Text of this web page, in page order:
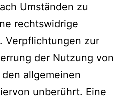
Umständen zu
rechtswidrige
Verpflichtungen zur
der Nutzung von
allgemeinen
unberührt. Eine